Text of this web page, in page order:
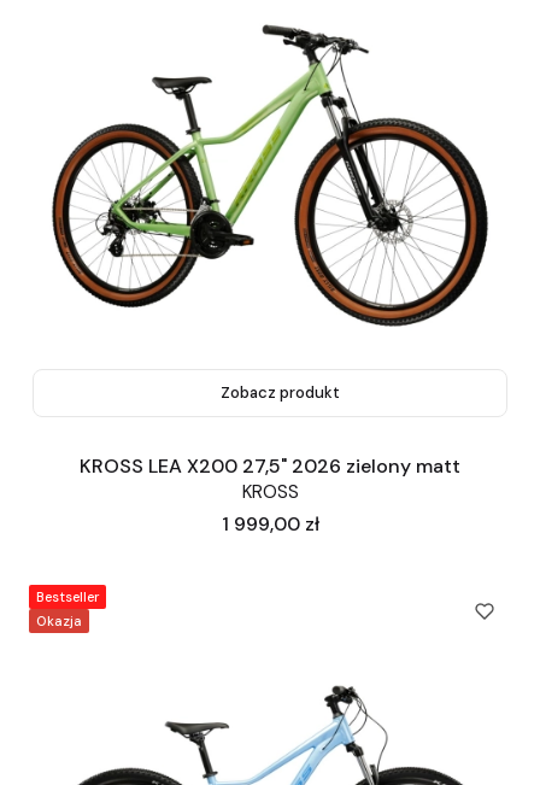
Zobacz produkt
KROSS LEA X200 27,5" 2026 zielony matt
KROSS
Cena
1 999,00 zł
Okazja
Bestseller